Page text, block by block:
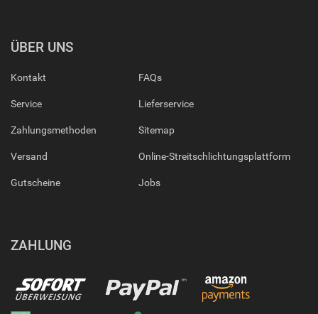
ÜBER UNS
Kontakt
Service
Zahlungsmethoden
Versand
Gutscheine
FAQs
Lieferservice
Sitemap
Online-Streitschlichtungsplattform
Jobs
ZAHLUNG